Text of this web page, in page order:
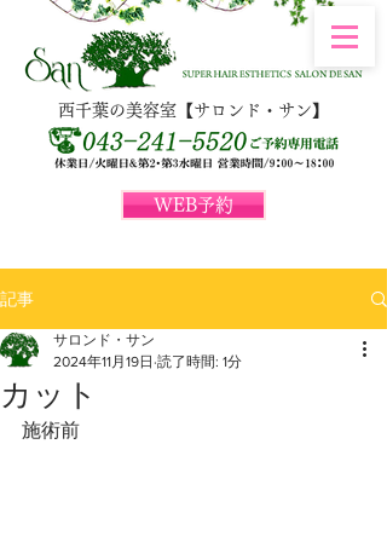
WEB予約
西千葉の美容室【サロンド・サン】
記事
カット
サロンド・サン
2024年11月19日 読了時間: 1分
施術前